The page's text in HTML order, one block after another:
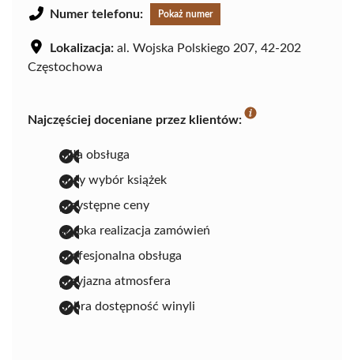
Numer telefonu: Pokaż numer
Lokalizacja: al. Wojska Polskiego 207, 42-202
Częstochowa
Najczęściej doceniane przez klientów:
miła obsługa
duży wybór książek
przystępne ceny
szybka realizacja zamówień
profesjonalna obsługa
przyjazna atmosfera
dobra dostępność winyli